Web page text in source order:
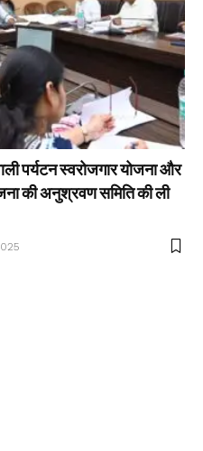
पर्यटन स्वरोजगार योजना और
की अनुश्रवण समिति की ली